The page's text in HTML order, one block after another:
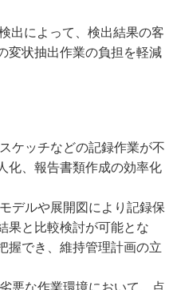
出によって、検出結果の客
変状抽出作業の負担を軽減
ケッチなどの記録作業が不
化、報告書類作成の効率化
デルや展開図により記録保
果と比較検討が可能とな
握でき、維持管理計画の立
悪な作業環境において、点